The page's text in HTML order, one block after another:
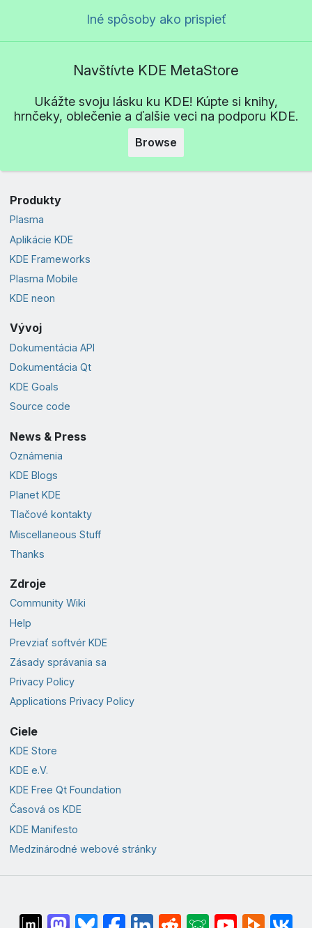
Iné spôsoby ako prispieť
Navštívte KDE MetaStore
Ukážte svoju lásku ku KDE! Kúpte si knihy,
hrnčeky, oblečenie a ďalšie veci na podporu KDE.
Browse
Produkty
Plasma
Aplikácie KDE
KDE Frameworks
Plasma Mobile
KDE neon
Vývoj
Dokumentácia API
Dokumentácia Qt
KDE Goals
Source code
News & Press
Oznámenia
KDE Blogs
Planet KDE
Tlačové kontakty
Miscellaneous Stuff
Thanks
Zdroje
Community Wiki
Help
Prevziať softvér KDE
Zásady správania sa
Privacy Policy
Applications Privacy Policy
Ciele
KDE Store
KDE e.V.
KDE Free Qt Foundation
Časová os KDE
KDE Manifesto
Medzinárodné webové stránky